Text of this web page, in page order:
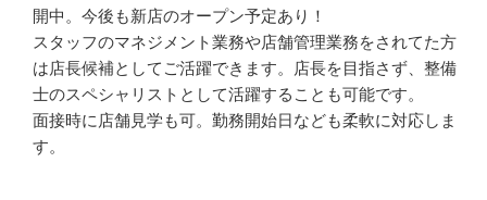
開中。今後も新店のオープン予定あり！
スタッフのマネジメント業務や店舗管理業務をされてた方
は店長候補としてご活躍できます。店長を目指さず、整備
士のスペシャリストとして活躍することも可能です。
面接時に店舗見学も可。勤務開始日なども柔軟に対応しま
す。